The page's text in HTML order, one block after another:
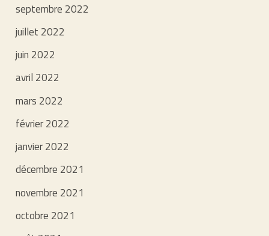
septembre 2022
juillet 2022
juin 2022
avril 2022
mars 2022
février 2022
janvier 2022
décembre 2021
novembre 2021
octobre 2021